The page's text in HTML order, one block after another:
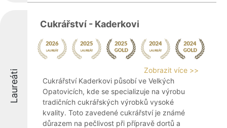
Laureáti
Cukrářství - Kaderkovi
Zobrazit více >>
Cukrářství Kaderkovi působí ve Velkých
Opatovicích, kde se specializuje na výrobu
tradičních cukrářských výrobků vysoké
kvality. Toto zavedené cukrářství je známé
důrazem na pečlivost při přípravě dortů a